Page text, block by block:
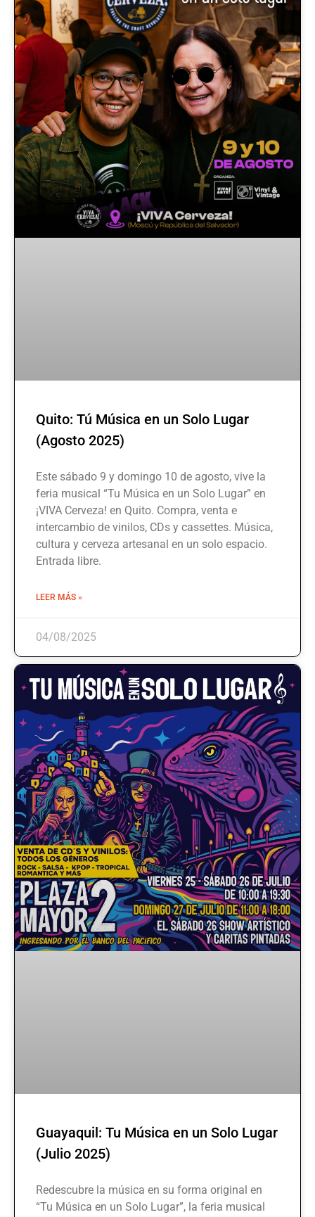
Quito: Tú Música en un Solo Lugar
(Agosto 2025)
Este sábado 9 y domingo 10 de agosto, vive la
feria musical “Tu Música en un Solo Lugar” en
¡VIVA Cerveza! en Quito. Compra, venta e
intercambio de vinilos, CDs y cassettes. Música,
cultura y cerveza artesanal en un solo espacio.
Entrada libre.
LEER MÁS »
04/08/2025
Guayaquil: Tu Música en un Solo Lugar
(Julio 2025)
Redescubre la música en su forma original en
“Tu Música en un Solo Lugar”, la feria musical